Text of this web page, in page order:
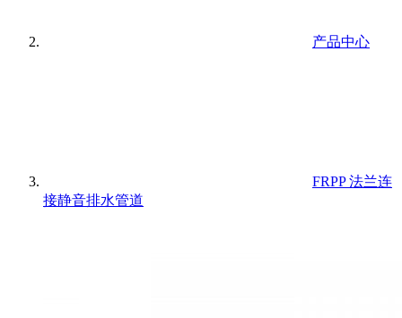
产品中心
FRPP 法兰连
接静音排水管道